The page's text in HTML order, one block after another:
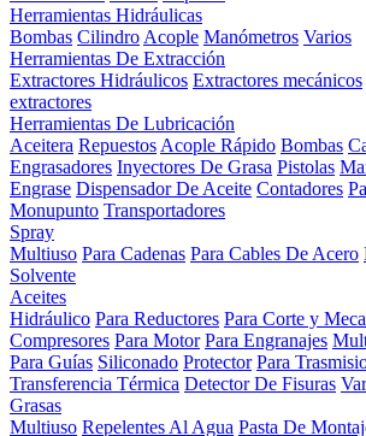
Herramientas Hidráulicas
Bombas Cilindro Acople Manómetros Varios
Herramientas De Extracción
Extractores Hidráulicos Extractores mecánicos
extractores
Herramientas De Lubricación
Aceitera Repuestos Acople Rápido Bombas
Engrasadores Inyectores De Grasa Pistolas
Engrase Dispensador De Aceite Contadores
Monupunto Transportadores
Spray
Multiuso Para Cadenas Para Cables De Acero
Solvente
Aceites
Hidráulico Para Reductores Para Corte y
Compresores Para Motor Para Engranajes
Para Guías Siliconado Protector Para
Transferencia Térmica Detector De Fisuras
Grasas
Multiuso Repelentes Al Agua Pasta De